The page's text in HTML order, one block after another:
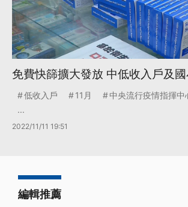
免費快篩擴大發放 中低收入戶及
低收入戶 11月 中央流行疫情指揮中
...
2022/11/11 19:51
編輯推薦